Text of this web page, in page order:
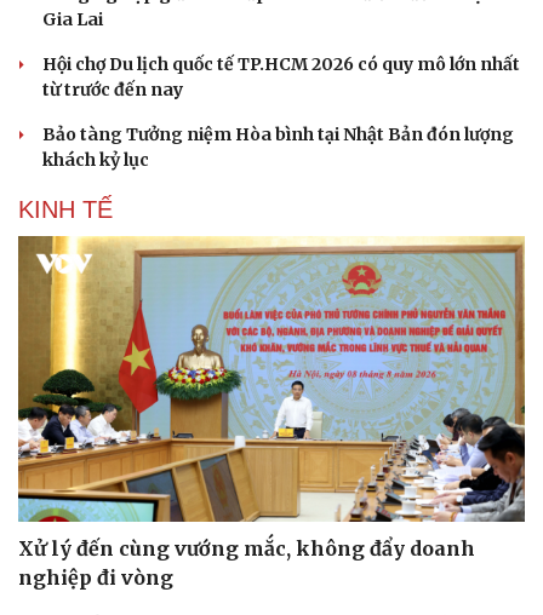
Gia Lai
Hội chợ Du lịch quốc tế TP.HCM 2026 có quy mô lớn nhất
từ trước đến nay
Bảo tàng Tưởng niệm Hòa bình tại Nhật Bản đón lượng
khách kỷ lục
KINH TẾ
Xử lý đến cùng vướng mắc, không đẩy doanh
nghiệp đi vòng